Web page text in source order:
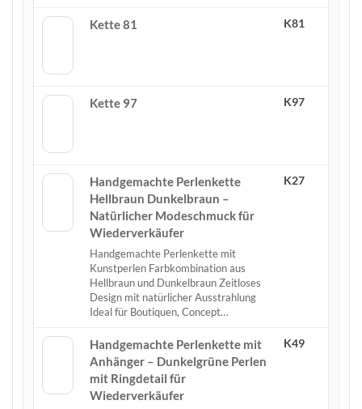
Kette 81 K81
Kette 97 K97
Handgemachte Perlenkette
Hellbraun Dunkelbraun –
Natürlicher Modeschmuck für
Wiederverkäufer
Handgemachte Perlenkette mit
Kunstperlen Farbkombination aus
Hellbraun und Dunkelbraun Zeitloses
Design mit natürlicher Ausstrahlung
Ideal für Boutiquen, Concept…
K27
Handgemachte Perlenkette mit
Anhänger – Dunkelgrüne Perlen
mit Ringdetail für
Wiederverkäufer
K49